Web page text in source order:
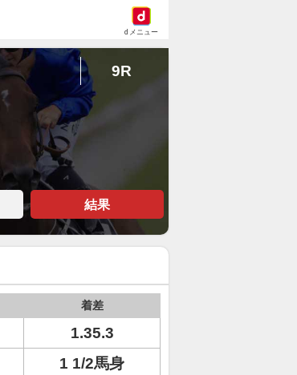
dメニュー
9R
結果
着差
1.35.3
1 1/2馬身